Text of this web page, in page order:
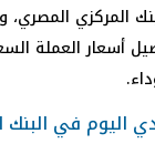
المركزي المصري،
أسعار العملة
اليوم في البنك